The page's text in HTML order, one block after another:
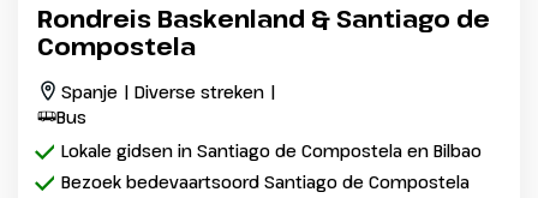
Rondreis Baskenland & Santiago de
Compostela
Spanje | Diverse streken |
Bus
Lokale gidsen in Santiago de Compostela en Bilbao
Bezoek bedevaartsoord Santiago de Compostela